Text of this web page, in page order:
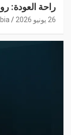
راحة العودة:
26 يونيو 2026